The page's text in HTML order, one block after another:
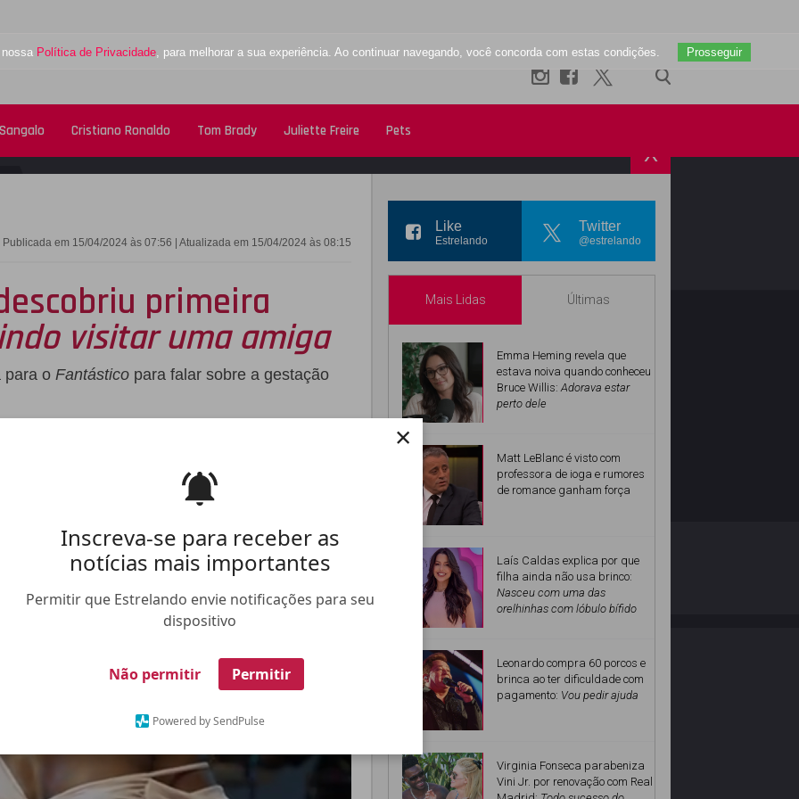
Inscreva-se para receber as
notícias mais importantes
Permitir que Estrelando envie notificações para seu
dispositivo
Não permitir Permitir
Powered by SendPulse
×
Política de Privacidade, para melhorar a sua experiência. Ao continuar navegando, você concorda com estas condições. Prosseguir
Cristiano Ronaldo Tom Brady Juliette Freire Pets
X
Publicada em 15/04/2024 às 07:56 | Atualizada em 15/04/2024 às 08:15
primeira
visitar uma amiga
para o Fantásticopara falar sobre a gestação
Like
Estrelando
Twitter
@estrelando
Mais Lidas Últimas
Emma Heming revela que
estava noiva quando conheceu
Bruce Willis:Adorava estar
perto dele
Matt LeBlanc é visto com
professora de ioga e rumores
de romance ganham força
Laís Caldas explica por que
filha ainda não usa brinco:
Nasceu com uma das
orelhinhas com lóbulo bífido
Leonardo compra 60 porcos e
brinca ao ter dificuldade com
pagamento: Vou pedir ajuda
Virginia Fonseca parabeniza
Vini Jr. por renovação com Real
INSTAGRAM
FALE CONOSCO ANUNCIE NO ESTRELANDO TRABALHE NO ESTRELANDO
Desenvolvido por